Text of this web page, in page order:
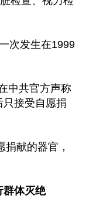
次发生在1999
中共官方声称
接受自愿捐
献的器官，
群体灭绝